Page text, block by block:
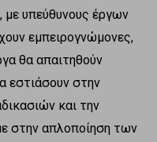
υπεύθυνους έργων
εμπειρογνώμονες,
θα απαιτηθούν
εστιάσουν στην
και την
στην απλοποίηση των